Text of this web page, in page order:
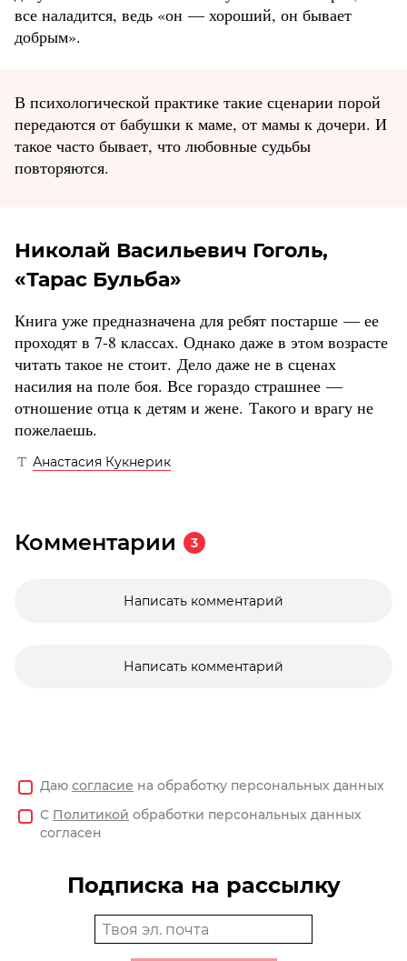
все наладится, ведь «он — хороший, он бывает
добрым».
В психологической практике такие сценарии порой
передаются от бабушки к маме, от мамы к дочери. И
такое часто бывает, что любовные судьбы
повторяются.
Николай Васильевич Гоголь,
«Тарас Бульба»
Книга уже предназначена для ребят постарше — ее
проходят в 7-8 классах. Однако даже в этом возрасте
читать такое не стоит. Дело даже не в сценах
насилия на поле боя. Все гораздо страшнее —
отношение отца к детям и жене. Такого и врагу не
пожелаешь.
Анастасия Кукнерик
Комментарии 3
Написать комментарий
Написать комментарий
Даю согласие на обработку персональных данных
С Политикой обработки персональных данных
согласен
Подписка на рассылку